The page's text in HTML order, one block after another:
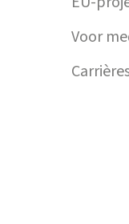
Voor